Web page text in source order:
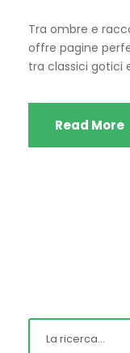
Tra ombre e
offre pagine
tra classici gotici
Read More